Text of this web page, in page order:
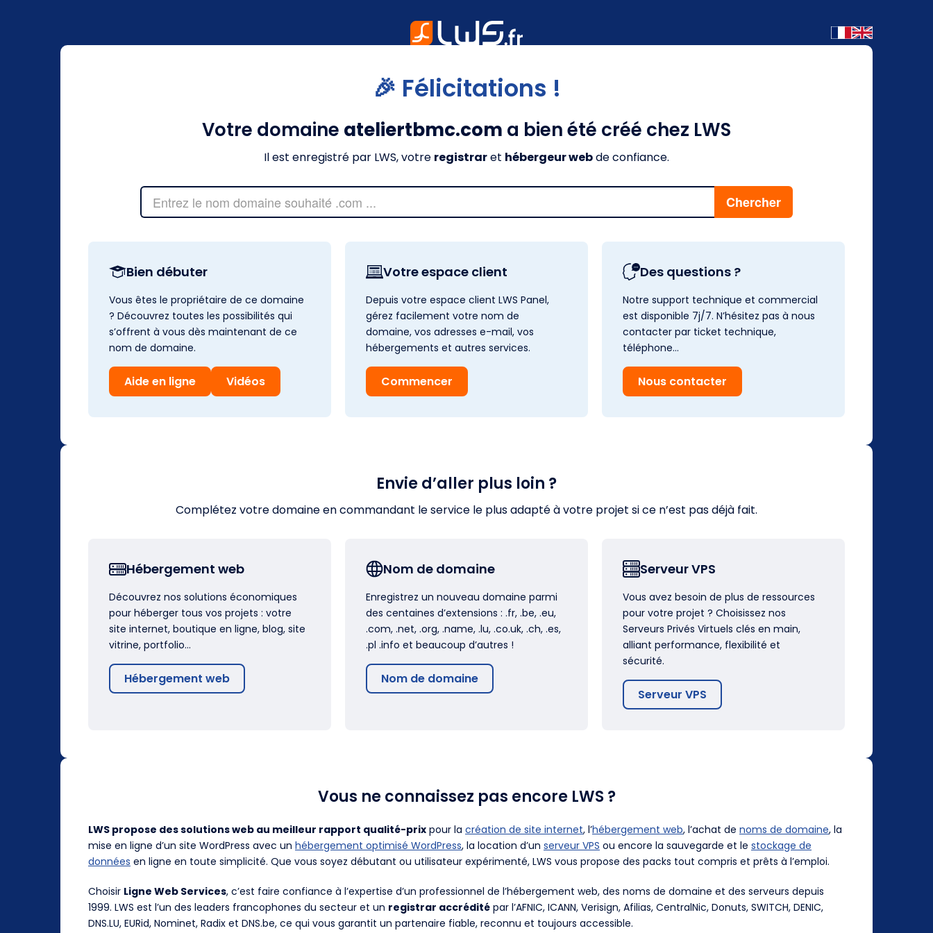
🎉 Félicitations !
Votre domaine ateliertbmc.com a bien été créé chez LWS
Il est enregistré par LWS, votre registraret hébergeur webde confiance.
Bien débuter
Vous êtes le propriétaire de ce domaine
? Découvrez toutes les possibilités qui
s’offrent à vous dès maintenant de ce
nom de domaine.
Aide en ligne Vidéos
Votre espace client
Depuis votre espace client LWS Panel,
gérez facilement votre nom de
domaine, vos adresses e-mail, vos
hébergements et autres services.
Commencer
Des questions ?
Notre support technique et commercial
est disponible 7j/7. N’hésitez pas à nous
contacter par ticket technique,
téléphone…
Nous contacter
Envie d’aller plus loin ?
Complétez votre domaine en commandant le service le plus adapté à votre projet si ce n’est pas déjà fait.
Hébergement web
Découvrez nos solutions économiques
pour héberger tous vos projets : votre
site internet, boutique en ligne, blog, site
vitrine, portfolio…
Hébergement web
Nom de domaine
Enregistrez un nouveau domaine parmi
des centaines d’extensions : .fr, .be, .eu,
.com, .net, .org, .name, .lu, .co.uk, .ch, .es,
.pl .info et beaucoup d’autres !
Nom de domaine
Serveur VPS
Vous avez besoin de plus de ressources
pour votre projet ? Choisissez nos
Serveurs Privés Virtuels clés en main,
alliant performance, flexibilité et
sécurité.
Serveur VPS
Vous ne connaissez pas encore LWS ?
LWS propose des solutions web au meilleur rapport qualité-prix pour la création de site internet, l’hébergement web, l’achat de noms de domaine, la
mise en ligne d’un site WordPress avec un hébergement optimisé WordPress, la location d’un serveur VPS ou encore la sauvegarde et le stockage de
données en ligne en toute simplicité. Que vous soyez débutant ou utilisateur expérimenté, LWS vous propose des packs tout compris et prêts à l’emploi.
Choisir Ligne Web Services, c’est faire confiance à l’expertise d’un professionnel de l’hébergement web, des noms de domaine et des serveurs depuis
1999. LWS est l’un des leaders francophones du secteur et un registrar accrédité par l’AFNIC, ICANN, Verisign, Afilias, CentralNic, Donuts, SWITCH, DENIC,
DNS.LU, EURid, Nominet, Radix et DNS.be, ce qui vous garantit un partenaire fiable, reconnu et toujours accessible.